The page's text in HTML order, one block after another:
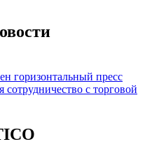
горизонтальный пресс
сотрудничество с торговой